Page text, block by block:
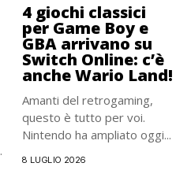
4 giochi classici
per Game Boy e
GBA arrivano su
Switch Online: c’è
anche Wario Land!
Amanti del retrogaming,
questo è tutto per voi.
Nintendo ha ampliato oggi...
8 LUGLIO 2026